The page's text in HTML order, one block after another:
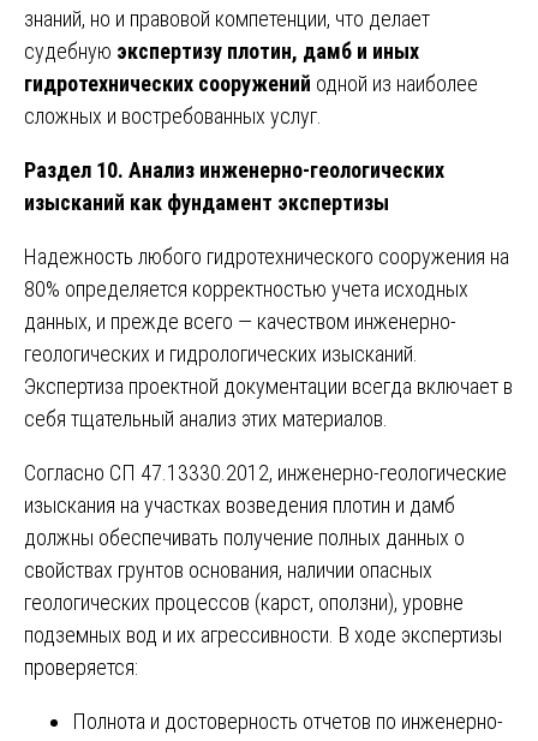
знаний, но и правовой компетенции, что делает
судебную экспертизу плотин, дамб и иных
гидротехнических сооружений одной из наиболее
сложных и востребованных услуг.
Раздел 10. Анализ инженерно-геологических
изысканий как фундамент экспертизы
Надежность любого гидротехнического сооружения на
80% определяется корректностью учета исходных
данных, и прежде всего — качеством инженерно-
геологических и гидрологических изысканий.
Экспертиза проектной документации всегда включает в
себя тщательный анализ этих материалов.
Согласно СП 47.13330.2012, инженерно-геологические
изыскания на участках возведения плотин и дамб
должны обеспечивать получение полных данных о
свойствах грунтов основания, наличии опасных
геологических процессов (карст, оползни), уровне
подземных вод и их агрессивности. В ходе экспертизы
проверяется:
Полнота и достоверность отчетов по инженерно-